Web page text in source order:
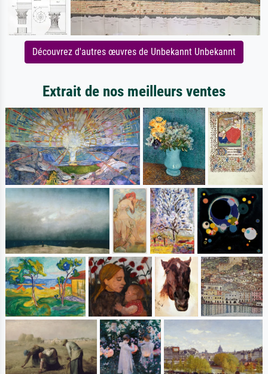
Découvrez d'autres œuvres de Unbekannt Unbekannt
Extrait de nos meilleurs ventes